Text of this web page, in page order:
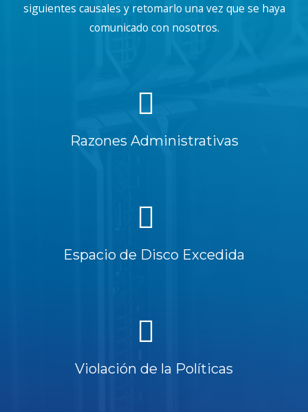
siguientes causales y retomarlo una vez que se haya
comunicado con nosotros.
Razones Administrativas
Espacio de Disco Excedida
Violación de la Políticas